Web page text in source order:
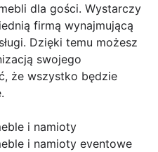
dla gości. Wystarczy
firmą wynajmującą
Dzięki temu możesz
swojego
że wszystko będzie
i namioty
i namioty eventowe